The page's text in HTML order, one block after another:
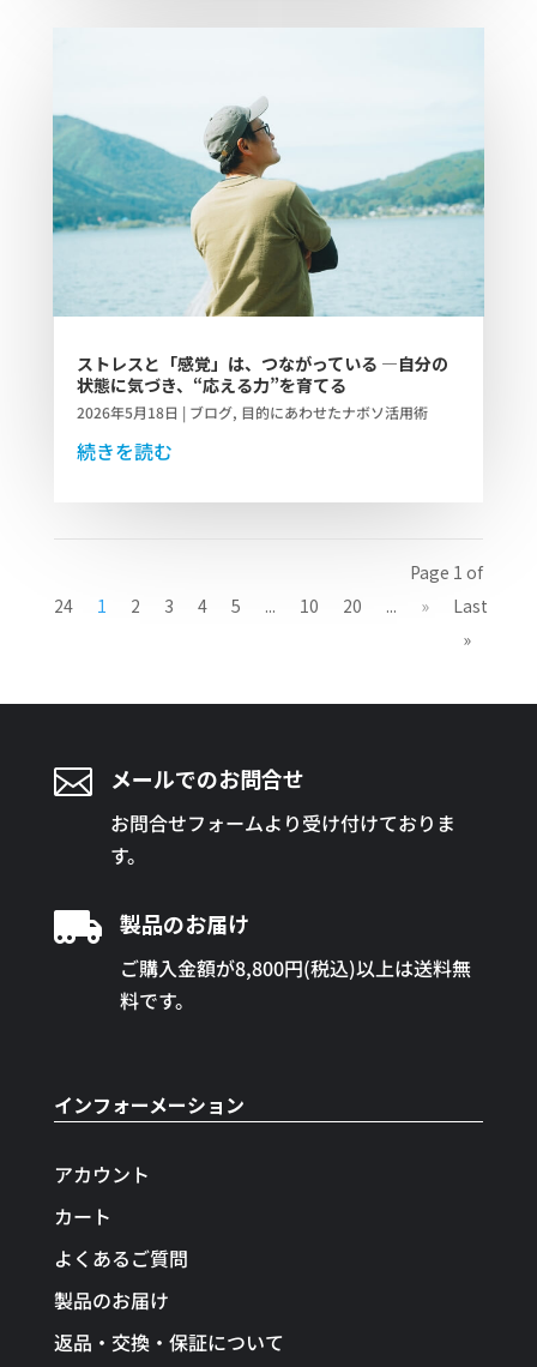
ストレスと「感覚」は、つながっている ―自分の
状態に気づき、“応える力”を育てる
2026年5月18日 | ブログ, 目的にあわせたナボソ活用術
続きを読む
Page 1 of
24
1 2 3 4 5 ... 10 20 ... »
Last
»
 メールでのお問合せ
お問合せフォームより受け付けておりま
す。
 製品のお届け
ご購入金額が8,800円(税込)以上は送料無
料です。
インフォーメーション
アカウント
カート
よくあるご質問
製品のお届け
返品・交換・保証について